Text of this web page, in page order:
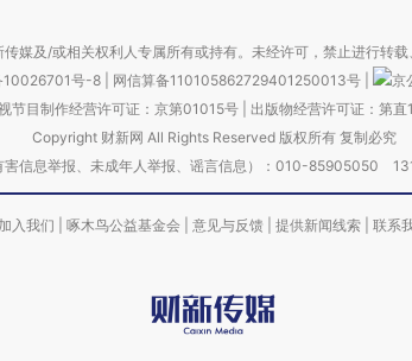
媒及/或相关权利人专属所有或持有。未经许可，禁止进行转载
10026701号-8 网信算备110105862729401250013号
京
节目制作经营许可证：京第01015号| 出版物经营许可证：第
Copyright 财新网 All Rights Reserved 版权所有 复制必究
害信息举报、未成年人举报、谣言信息）：010-85905050
加入我们 啄木鸟公益基金会 意见与反馈 提供新闻线索 联系